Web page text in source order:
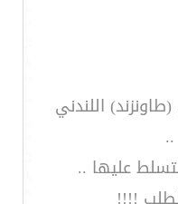
اللندني
عليها ..